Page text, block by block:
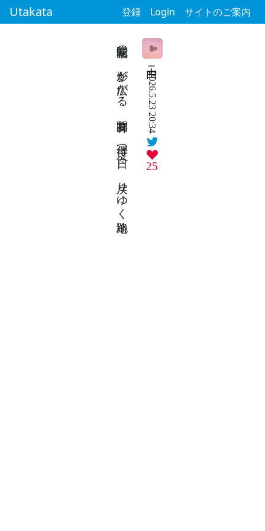
Utakata 登録 Login サイトのご案内
由ニ
2026.5.23 20:34
25
紫陽花の 影が広がる 夕間暮れ 母待つ日々へ 戻りゆく路地